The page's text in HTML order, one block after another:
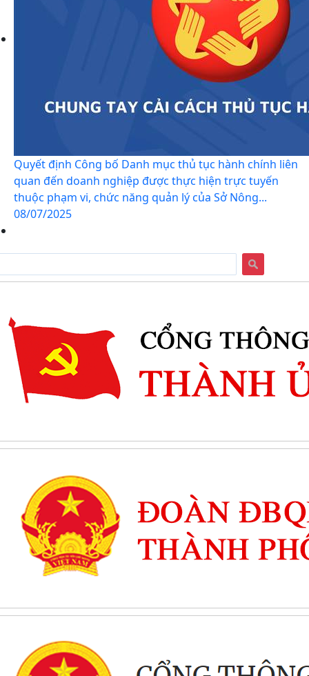
Quyết định Công bố Danh mục thủ tục hành chính liên
quan đến doanh nghiệp được thực hiện trực tuyến
thuộc phạm vi, chức năng quản lý của Sở Nông...
08/07/2025